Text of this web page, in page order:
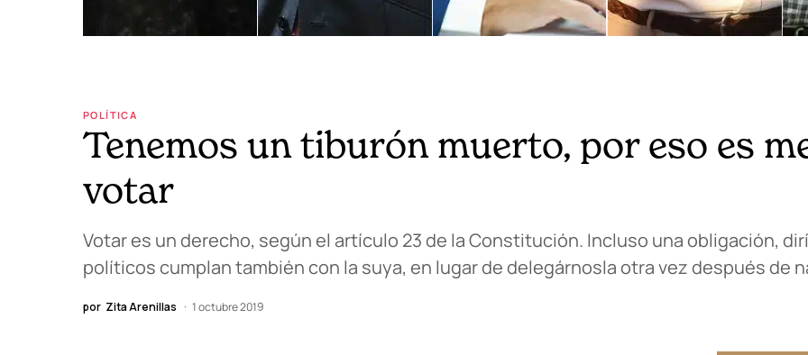
POLÍTICA
Tenemos un tiburón muerto, por eso es
votar
Votar es un derecho, según el artículo 23 de la Constitución. Incluso una obligación,
políticos cumplan también con la suya, en lugar de delegárnosla otra vez después de
por Zita Arenillas 1 octubre 2019